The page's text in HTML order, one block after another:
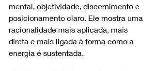
mental, objetividade, discernimento e
posicionamento claro. Ele mostra uma
racionalidade mais aplicada, mais
direta e mais ligada à forma como a
energia é sustentada.